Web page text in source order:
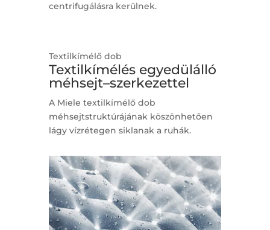
centrifugálásra kerülnek.
Textilkímélő dob
Textilkímélés egyedülálló
méhsejt–szerkezettel
A Miele textilkímélő dob
méhsejtstruktúrájának köszönhetően
lágy vízrétegen siklanak a ruhák.